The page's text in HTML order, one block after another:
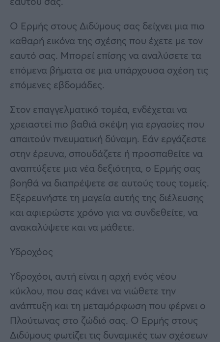
Ο Ερμής στους Διδύμους σας δείχνει μια πιο
καθαρή εικόνα της σχέσης που έχετε με τον
εαυτό σας. Μπορεί επίσης να αναλύσετε τα
επόμενα βήματα σε μια υπάρχουσα σχέση τις
επόμενες εβδομάδες.
Στον επαγγελματικό τομέα, ενδέχεται να
χρειαστεί πιο βαθιά σκέψη για εργασίες που
απαιτούν πνευματική δύναμη. Εάν εργάζεστε
στην έρευνα, σπουδάζετε ή προσπαθείτε να
αναπτύξετε μια νέα δεξιότητα, ο Ερμής σας
βοηθά να διαπρέψετε σε αυτούς τους τομείς.
Εξερευνήστε τη μαγεία αυτής της διέλευσης
και αφιερώστε χρόνο για να συνδεθείτε, να
ανακαλύψετε και να μάθετε.
Υδροχόος
Υδροχόοι, αυτή είναι η αρχή ενός νέου
κύκλου, που σας κάνει να νιώθετε την
ανάπτυξη και τη μεταμόρφωση που φέρνει ο
Πλούτωνας στο ζώδιό σας. Ο Ερμής στους
Διδύμους φωτίζει τις δυναμικές των σχέσεων